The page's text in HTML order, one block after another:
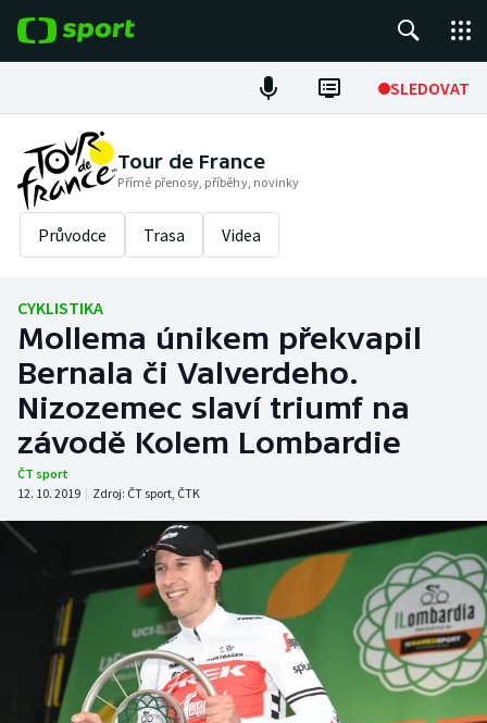
SLEDOVAT
Fotbal
Hokej
Tenis
Cyklistika
DALŠÍ SPORTY
Americký fotbal
Baseball a softbal
Biatlon
Boby a skeleton
Box
NEPŘEHLÉDNĚTE
Soutěže
Historické návraty
Aplikace ČT sport
AZ kvíz
Tour de France
Přímé přenosy, příběhy, novinky
Průvodce Trasa Videa
CYKLISTIKA
Mollema únikem překvapil
Bernala či Valverdeho.
Nizozemec slaví triumf na
závodě Kolem Lombardie
ČT sport
12. 10. 2019 | Zdroj: ČT sport, ČTK